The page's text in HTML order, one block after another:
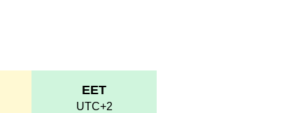
EET
UTC+2